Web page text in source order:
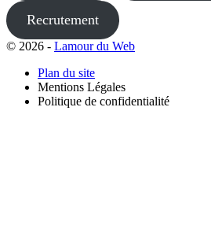
Recrutement
© 2026 - Lamour du Web
Plan du site
Mentions Légales
Politique de confidentialité